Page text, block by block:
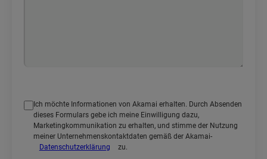
Ich möchte Informationen von Akamai erhalten. Durch Absenden
dieses Formulars gebe ich meine Einwilligung dazu,
Marketingkommunikation zu erhalten, und stimme der Nutzung
meiner Unternehmenskontaktdaten gemäß der Akamai-
Datenschutzerklärung
zu.